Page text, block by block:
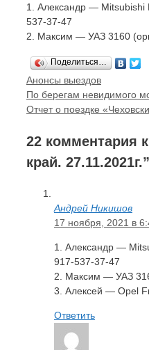
1. Александр — Mitsubishi
537-37-47
2. Максим — УАЗ 3160
Поделиться…
Рубрики
Анонсы выездов
Навигация
записи
По берегам невидимого
Отчет о поездке
22 комментария
край. 27.11.2021г.”
Андрей Никишов
17 ноября, 2021 в
1. Александр —
917-537-37-47
2. Максим — УАЗ
3. Алексей — Opel
Ответить